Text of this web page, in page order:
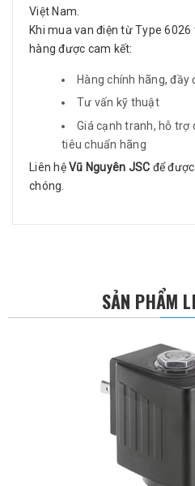
Việt Nam.
Khi mua van điện từ Type 6026
hàng được cam kết:
Hàng chính hãng, đầy
Tư vấn kỹ thuật
Giá cạnh tranh, hỗ trợ
tiêu chuẩn hãng
Liên hệVũ Nguyên JSC để
chóng.
SẢN PHẨM